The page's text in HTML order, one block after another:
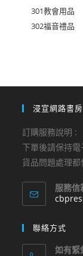
301教會用品
302福音禮品
浸宣網路書房
訂購服務說明 :
下單後請保持
貨品問題處理都
服務信
聯絡方式
如有緊